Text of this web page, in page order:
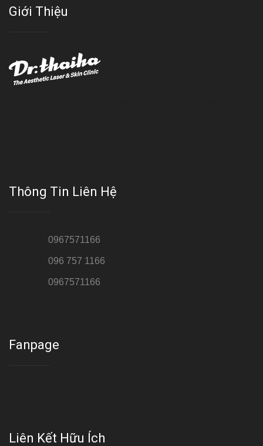
Giới Thiệu
Thông Tin Liên Hệ
0967571166
096 757 1166
0967571166
Fanpage
Liên Kết Hữu Ích